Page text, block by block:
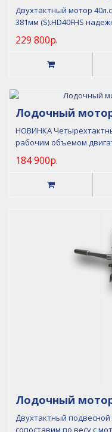
Двухтактный мотор
381мм (S).HD40FHS
229 800р.
Лодочный мотор
НОВИНКА
рабочим объемом
184 900р.
Лодочный мотор
Двухтактный
сопоставим по весу с